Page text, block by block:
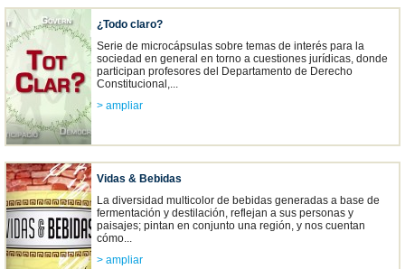
¿Todo claro?
Serie de microcápsulas sobre temas de interés para la
sociedad en general en torno a cuestiones jurídicas, donde
participan profesores del Departamento de Derecho
Constitucional,...
> ampliar
Vidas & Bebidas
La diversidad multicolor de bebidas generadas a base de
fermentación y destilación, reflejan a sus personas y
paisajes; pintan en conjunto una región, y nos cuentan
cómo...
> ampliar